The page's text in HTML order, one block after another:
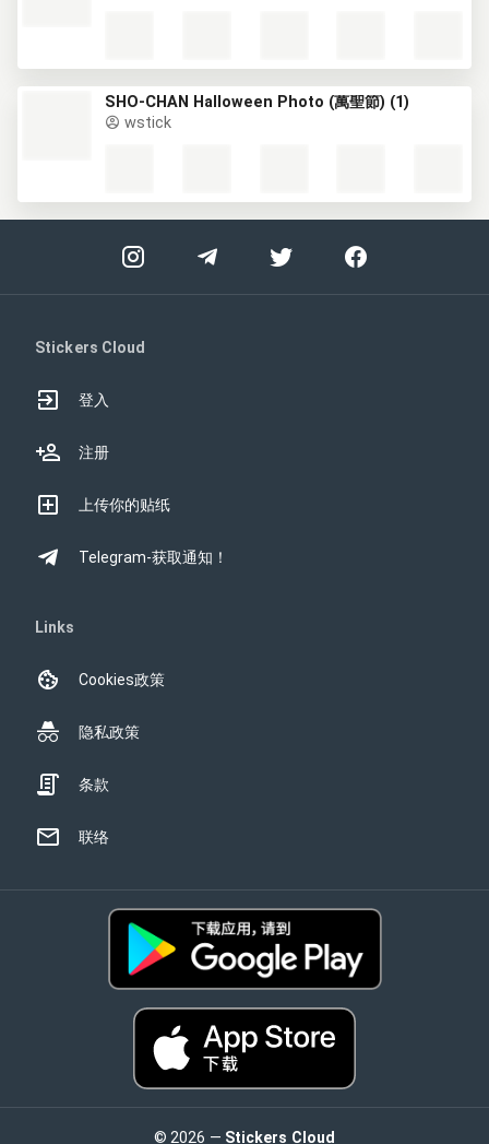
SHO-CHAN Halloween Photo (萬聖節) (1)
wstick
Stickers Cloud
登入
注册
上传你的贴纸
Telegram-获取通知！
Links
Cookies政策
隐私政策
条款
联络
© 2026 — Stickers Cloud